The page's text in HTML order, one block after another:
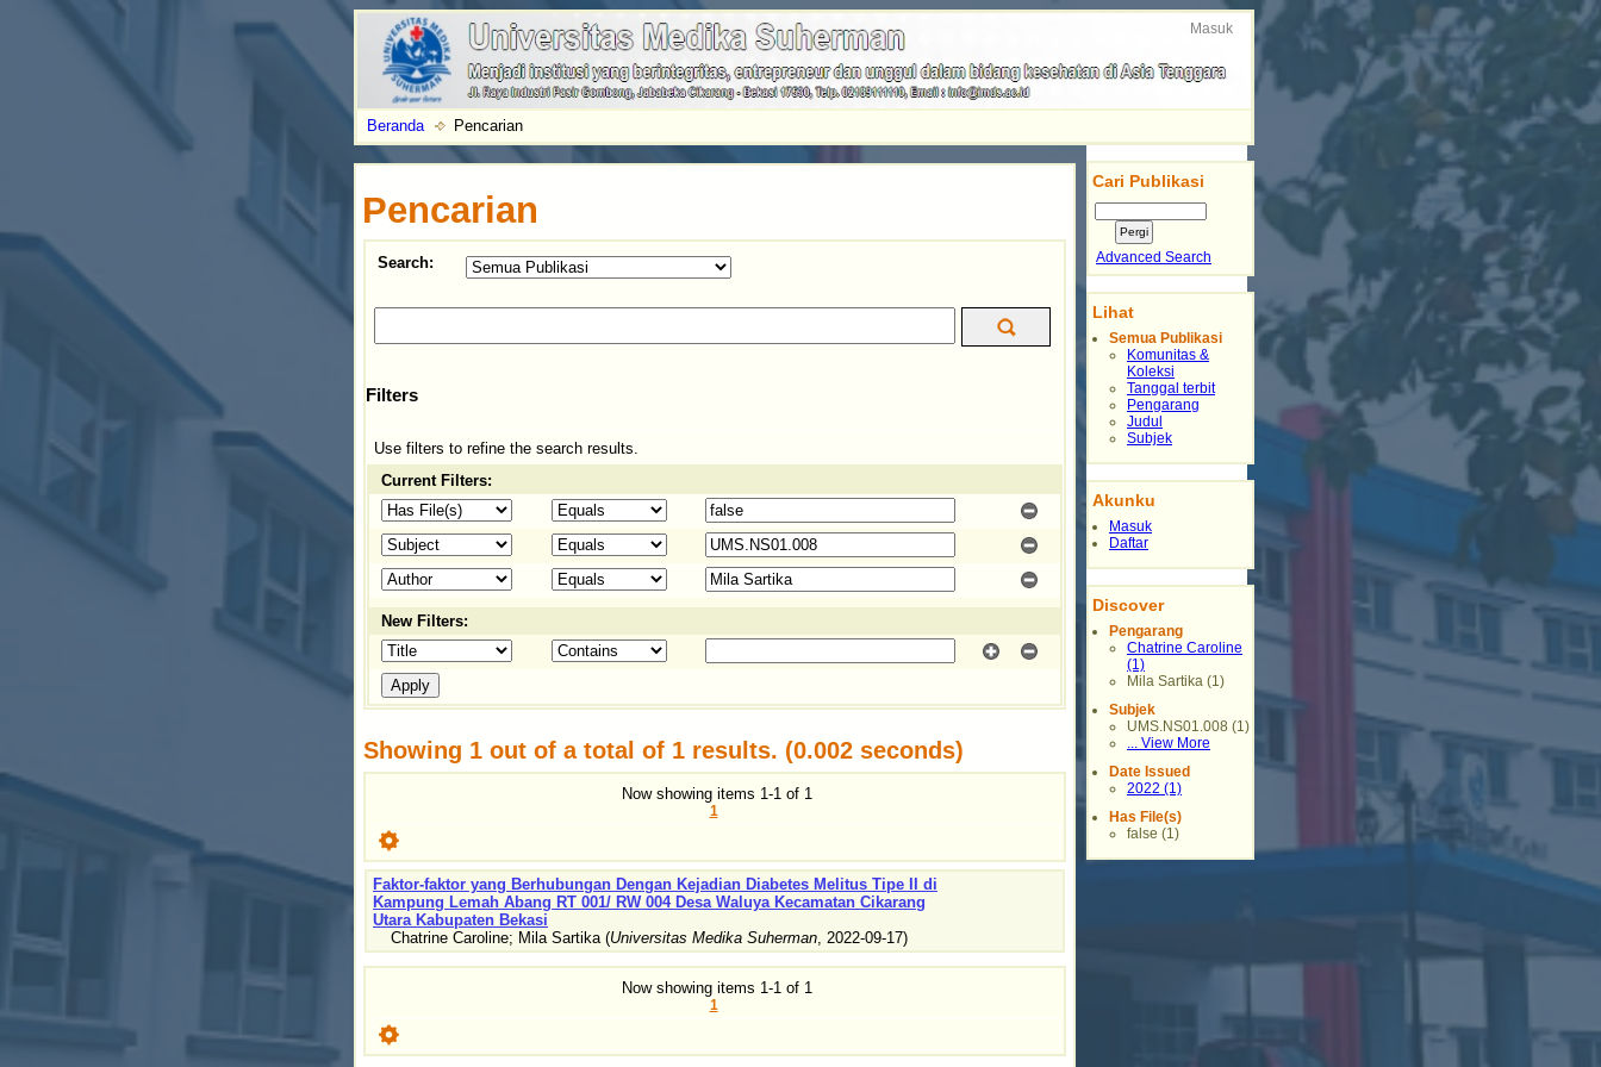
Beranda Pencarian
Masuk
Pencarian
Search:
Filters
Use filters to refine the search results.
Current Filters:
New Filters:
Showing 1 out of a total of 1 results. (0.002 seconds)
Now showing items 1-1 of 1
1
Faktor-faktor yang Berhubungan Dengan Kejadian Diabetes Melitus Tipe II di
Kampung Lemah Abang RT 001/ RW 004 Desa Waluya Kecamatan Cikarang
Utara Kabupaten Bekasi
Chatrine Caroline; Mila Sartika (Universitas Medika Suherman 2022-09-17)
Now showing items 1-1 of 1
1
Cari Publikasi
Advanced Search
Lihat
Semua Publikasi
Komunitas &
Koleksi
Tanggal terbit
Pengarang
Judul
Subjek
Akunku
Masuk
Daftar
Discover
Pengarang
Chatrine Caroline
(1)
Mila Sartika (1)
Subjek
UMS.NS01.008 (1)
... View More
Date Issued
2022 (1)
Has File(s)
false (1)